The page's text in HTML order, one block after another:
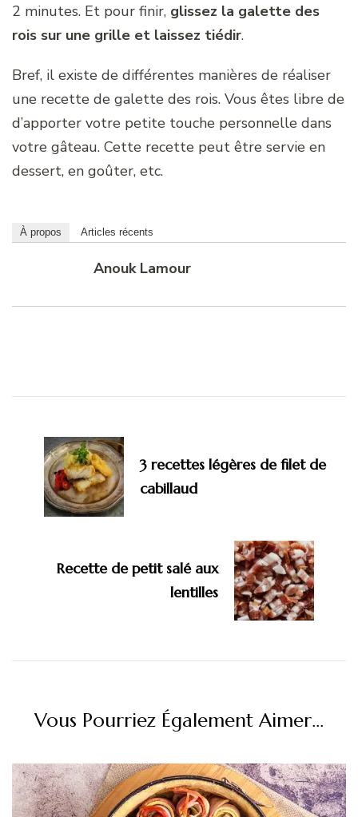
2 minutes. Et pour finir, glissez la galette des
rois sur une grille et laissez tiédir.
Bref, il existe de différentes manières de réaliser
une recette de galette des rois. Vous êtes libre de
d’apporter votre petite touche personnelle dans
votre gâteau. Cette recette peut être servie en
dessert, en goûter, etc.
À propos Articles récents
Anouk Lamour
d'article
3 recettes légères de filet de
cabillaud
Recette de petit salé aux
lentilles
Vous Pourriez Également Aimer...